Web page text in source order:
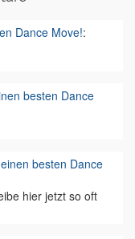
Dance Move!:
besten Dance
besten Dance
hier jetzt so oft